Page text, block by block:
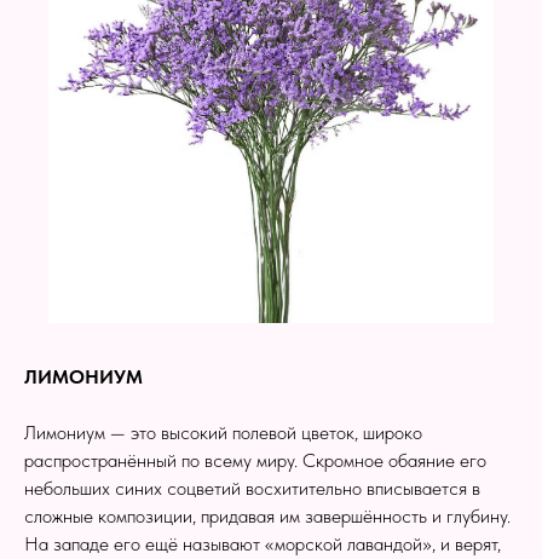
ЛИМОНИУМ
Лимониум — это высокий полевой цветок, широко
распространённый по всему миру. Скромное обаяние его
небольших синих соцветий восхитительно вписывается в
сложные композиции, придавая им завершённость и глубину.
На западе его ещё называют «морской лавандой», и верят,